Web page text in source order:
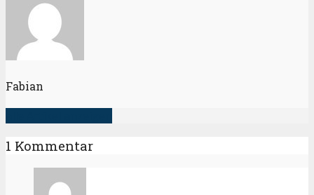
Fabian
1 Kommentar